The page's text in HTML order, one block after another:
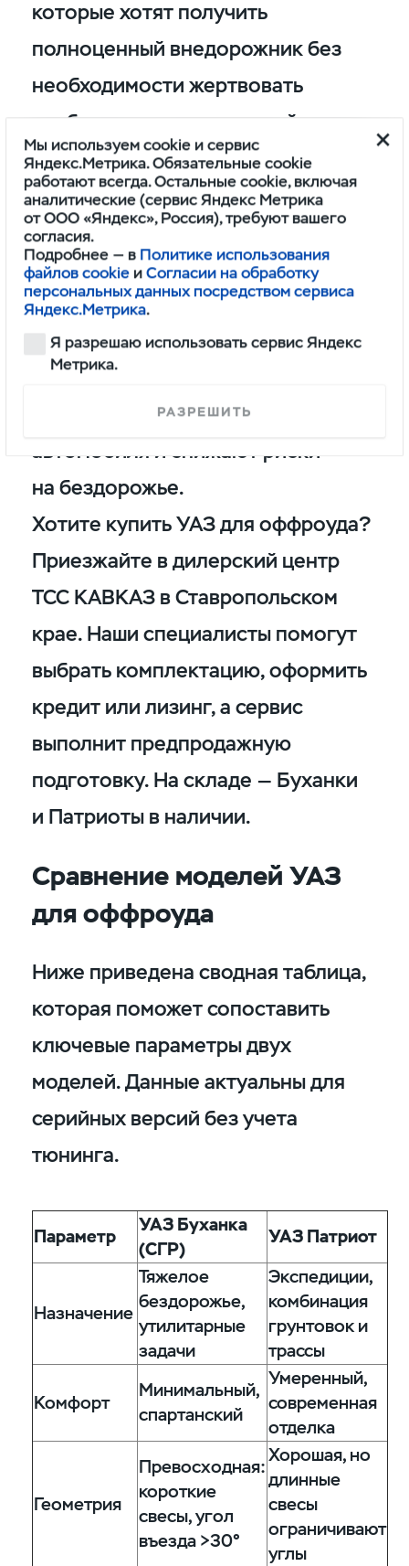
которые хотят получить
полноценный внедорожник без
необходимости жертвовать
удобством в повседневной жизни.
Автомобиль способен преодолеть
большинство препятствий
на легком и среднем бездорожье
без дополнительных доработок.
Антикоррозийная обработка,
проверка затяжки после покупки
и установка защиты днища
продлевают срок службы
автомобиля и снижают риски
на бездорожье.
Хотите купить УАЗ для оффроуда?
Приезжайте в дилерский центр
ТСС КАВКАЗ в Ставропольском
крае. Наши специалисты помогут
выбрать комплектацию, оформить
кредит или лизинг, а сервис
выполнит предпродажную
подготовку. На складе — Буханки
и Патриоты в наличии.
Сравнение моделей УАЗ
для оффроуда
Ниже приведена сводная таблица,
которая поможет сопоставить
ключевые параметры двух
моделей. Данные актуальны для
серийных версий без учета
тюнинга.
Параметр
УАЗ Буханка
(СГР)
УАЗ Патриот
Назначение
Тяжелое
бездорожье,
утилитарные
задачи
Экспедиции,
комбинация
грунтовок и
трассы
Комфорт
Минимальный,
спартанский
Умеренный,
современная
отделка
Геометрия
Превосходная:
короткие
свесы, угол
въезда >30°
Хорошая, но
длинные
свесы
ограничивают
углы
Мы используем cookie и сервис
Яндекс.Метрика. Обязательные cookie
работают всегда. Остальные cookie, включая
аналитические (сервис Яндекс Метрика
от ООО «Яндекс», Россия), требуют вашего
согласия.
Подробнее — в Политике использования
файлов cookie иСогласии на обработку
персональных данных посредством сервиса
Яндекс.Метрика.
Я разрешаю использовать сервис Яндекс
Метрика.
РАЗРЕШИТЬ